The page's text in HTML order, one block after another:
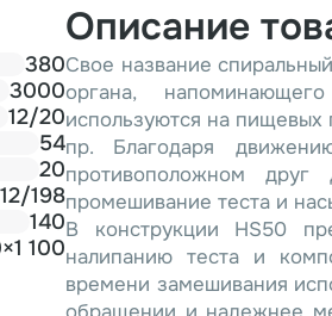
380
3000
12/20
54
20
198
140
100
Описание
Свое название
органа,
используются на пищевых
пр. Благодаря
противоположном друг
промешивание теста и
В конструкции HS50
налипанию теста и
времени замешивания